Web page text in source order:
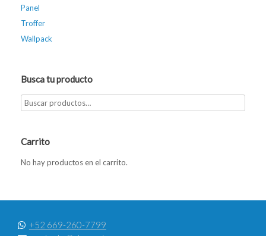
Panel
Troffer
Wallpack
Busca tu producto
Carrito
No hay productos en el carrito.
+52 669-260-7799